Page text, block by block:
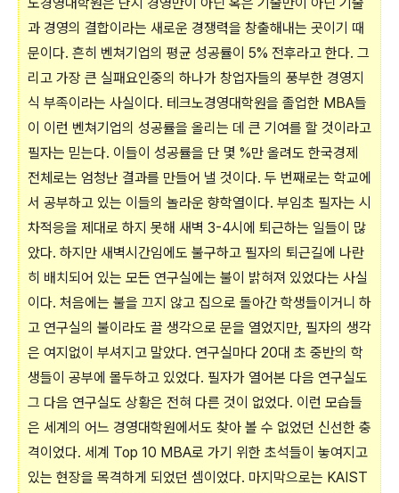
과 경영의 결합이라는 새로운 경쟁력을 창출해내는 곳이기 때
문이다. 흔히 벤쳐기업의 평균 성공률이 5% 전후라고 한다. 그
리고 가장 큰 실패요인중의 하나가 창업자들의 풍부한 경영지
식 부족이라는 사실이다. 테크노경영대학원을 졸업한 MBA들
이 이런 벤쳐기업의 성공률을 올리는 데 큰 기여를 할 것이라고
필자는 믿는다. 이들이 성공률을 단 몇 %만 올려도 한국경제
전체로는 엄청난 결과를 만들어 낼 것이다. 두 번째로는 학교에
서 공부하고 있는 이들의 놀라운 향학열이다. 부임초 필자는 시
차적응을 제대로 하지 못해 새벽 3-4시에 퇴근하는 일들이 많
았다. 하지만 새벽시간임에도 불구하고 필자의 퇴근길에 나란
히 배치되어 있는 모든 연구실에는 불이 밝혀져 있었다는 사실
이다. 처음에는 불을 끄지 않고 집으로 돌아간 학생들이거니 하
고 연구실의 불이라도 끌 생각으로 문을 열었지만, 필자의 생각
은 여지없이 부셔지고 말았다. 연구실마다 20대 초 중반의 학
생들이 공부에 몰두하고 있었다. 필자가 열어본 다음 연구실도
그 다음 연구실도 상황은 전혀 다른 것이 없었다. 이런 모습들
은 세계의 어느 경영대학원에서도 찾아 볼 수 없었던 신선한 충
격이었다. 세계 Top 10 MBA로 가기 위한 초석들이 놓여지고
있는 현장을 목격하게 되었던 셈이었다. 마지막으로는 KAIST